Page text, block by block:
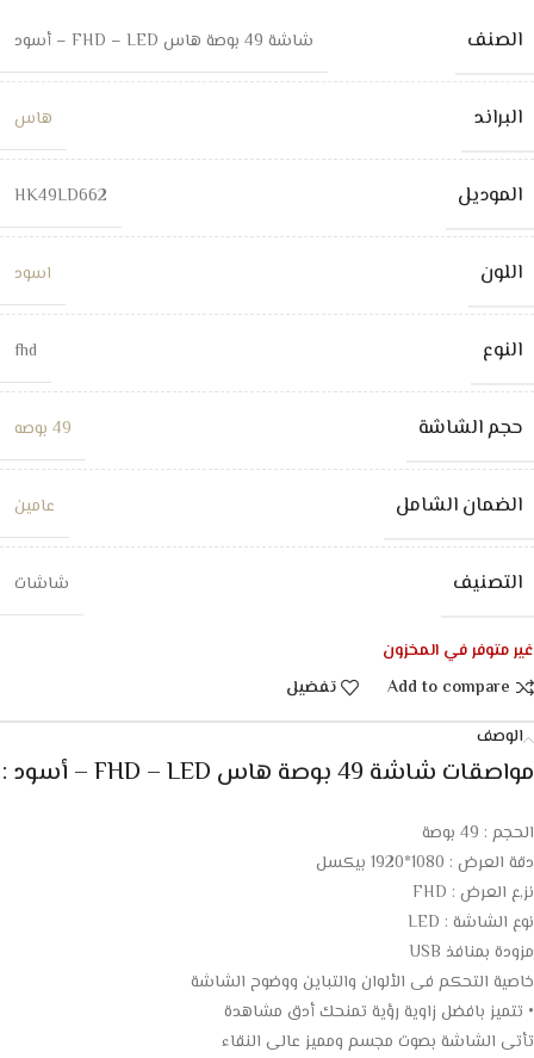
الصنف شاشة 49 بوصة هاس FHD – LED – أسود
البراند هاس
الموديل HK49LD662
اللون اسود
النوع fhd
حجم الشاشة 49 بوصه
الضمان الشامل عامين
التصنيف شاشات
غير متوفر في المخزون
Add to compare
تفضيل
الوصف
مواصقات شاشة 49 بوصة هاس FHD – LED – أسود :
الحجم : 49 بوصة
دقة العرض : 1080*1920 بيكسل
نز,ع العرض : FHD
نوع الشاشة : LED
مزودة بمنافذ USB
خاصية التحكم فى الألوان والتباين ووضوح الشاشة
• تتميز بافضل زاوية رؤية تمنحك أدق مشاهدة
تأتى الشاشة بصوت مجسم ومميز عالى النقاء